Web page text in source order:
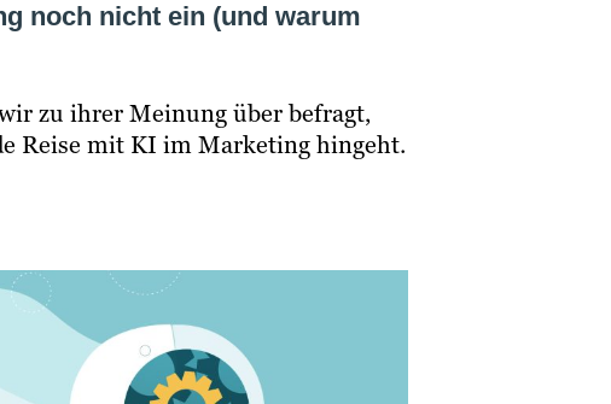
noch nicht ein (und warum
zu ihrer Meinung über befragt,
Reise mit KI im Marketing hingeht.